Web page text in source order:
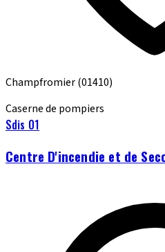
Champfromier(01410)
Caserne de pompiers
Sdis 01
Centre D'incendie et de